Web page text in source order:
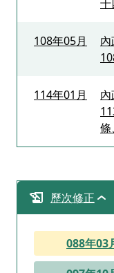
十
108年05月
114年01月
條
歷次修正
088年03